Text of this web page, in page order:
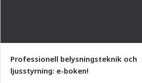
Professionell belysningsteknik och
ljusstyrning: e-boken!